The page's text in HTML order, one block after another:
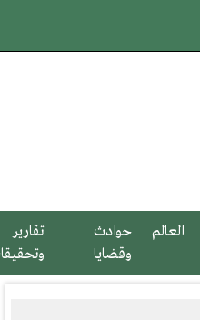
العالم
حوادث
وقضايا
تقارير